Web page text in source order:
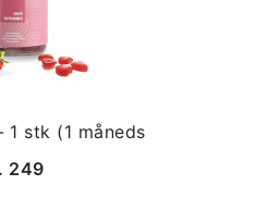
1 stk (1 måneds
249